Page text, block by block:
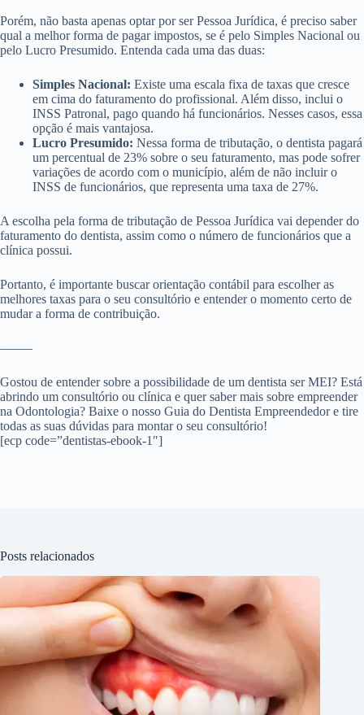
Porém, não basta apenas optar por ser Pessoa Jurídica, é preciso saber
qual a melhor forma de pagar impostos, se é pelo Simples Nacional ou
pelo Lucro Presumido. Entenda cada uma das duas:
Simples Nacional: Existe uma escala fixa de taxas que cresce
em cima do faturamento do profissional. Além disso, inclui o
INSS Patronal, pago quando há funcionários. Nesses casos, essa
opção é mais vantajosa.
Lucro Presumido: Nessa forma de tributação, o dentista pagará
um percentual de 23% sobre o seu faturamento, mas pode sofrer
variações de acordo com o município, além de não incluir o
INSS de funcionários, que representa uma taxa de 27%.
A escolha pela forma de tributação de Pessoa Jurídica vai depender do
faturamento do dentista, assim como o número de funcionários que a
clínica possui.
Portanto, é importante buscar orientação contábil para escolher as
melhores taxas para o seu consultório e entender o momento certo de
mudar a forma de contribuição.
——–
Gostou de entender sobre a possibilidade de um dentista ser MEI? Está
abrindo um consultório ou clínica e quer saber mais sobre empreender
na Odontologia? Baixe o nosso Guia do Dentista Empreendedore tire
todas as suas dúvidas para montar o seu consultório!
[ecp code=”dentistas-ebook-1″]
Posts relacionados